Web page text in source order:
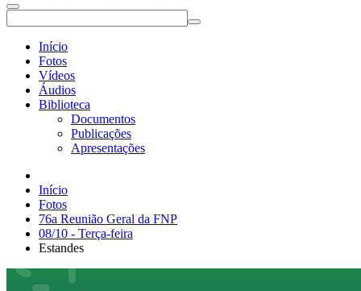
Início
Fotos
Vídeos
Áudios
Biblioteca
Documentos
Publicações
Apresentações
Início
Fotos
76a Reunião Geral da FNP
08/10 - Terça-feira
Estandes